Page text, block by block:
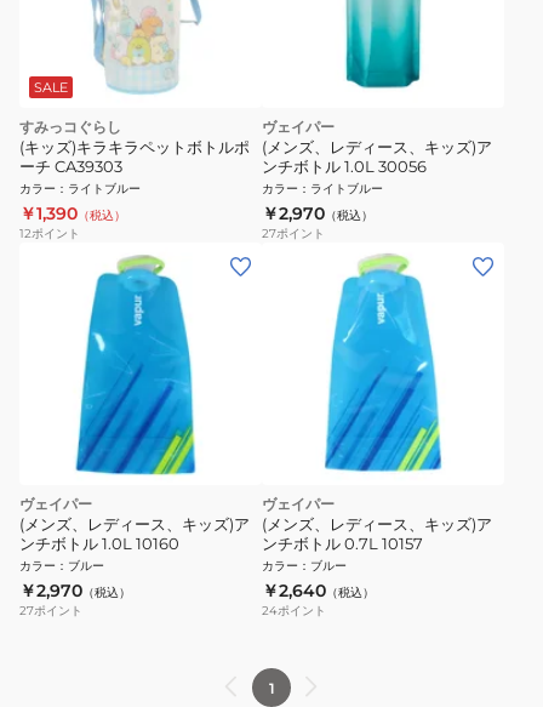
SALE
すみっコぐらし
(キッズ)キラキラペットボトルポ
ーチ CA39303
カラー ： ライトブルー
￥1,390 （税込）
12ポイント
ヴェイパー
(メンズ、レディース、キッズ)ア
ンチボトル 1.0L 30056
カラー ： ライトブルー
￥2,970 （税込）
27ポイント
ヴェイパー
(メンズ、レディース、キッズ)ア
ンチボトル 1.0L 10160
カラー ： ブルー
￥2,970 （税込）
27ポイント
ヴェイパー
(メンズ、レディース、キッズ)ア
ンチボトル 0.7L 10157
カラー ： ブルー
￥2,640 （税込）
24ポイント
1